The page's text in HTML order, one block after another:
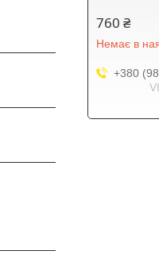
760 ₴
Немає в
+380